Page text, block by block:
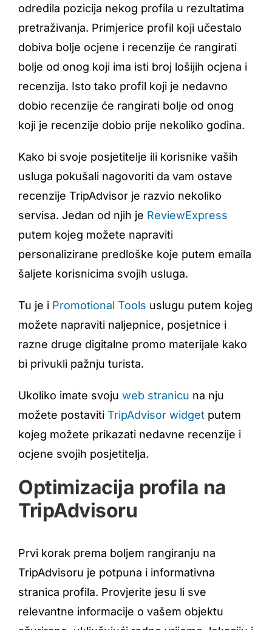
odredila pozicija nekog profila u rezultatima
pretraživanja. Primjerice profil koji učestalo
dobiva bolje ocjene i recenzije će rangirati
bolje od onog koji ima isti broj lošijih ocjena i
recenzija. Isto tako profil koji je nedavno
dobio recenzije će rangirati bolje od onog
koji je recenzije dobio prije nekoliko godina.
Kako bi svoje posjetitelje ili korisnike vaših
usluga pokušali nagovoriti da vam ostave
recenzije TripAdvisor je razvio nekoliko
servisa. Jedan od njih je ReviewExpress
putem kojeg možete napraviti
personalizirane predloške koje putem emaila
šaljete korisnicima svojih usluga.
Tu je i Promotional Tools uslugu putem kojeg
možete napraviti naljepnice, posjetnice i
razne druge digitalne promo materijale kako
bi privukli pažnju turista.
Ukoliko imate svoju web stranicu na nju
možete postaviti TripAdvisor widget putem
kojeg možete prikazati nedavne recenzije i
ocjene svojih posjetitelja.
Optimizacija profila na
TripAdvisoru
Prvi korak prema boljem rangiranju na
TripAdvisoru je potpuna i informativna
stranica profila. Provjerite jesu li sve
relevantne informacije o vašem objektu